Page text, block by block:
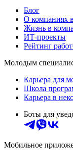
Блог
О компаниях
Жизнь в
ИТ-проекты
Рейтинг
Молодым
Карьера для
Школа
Карьера в
Боты для
Мобильное